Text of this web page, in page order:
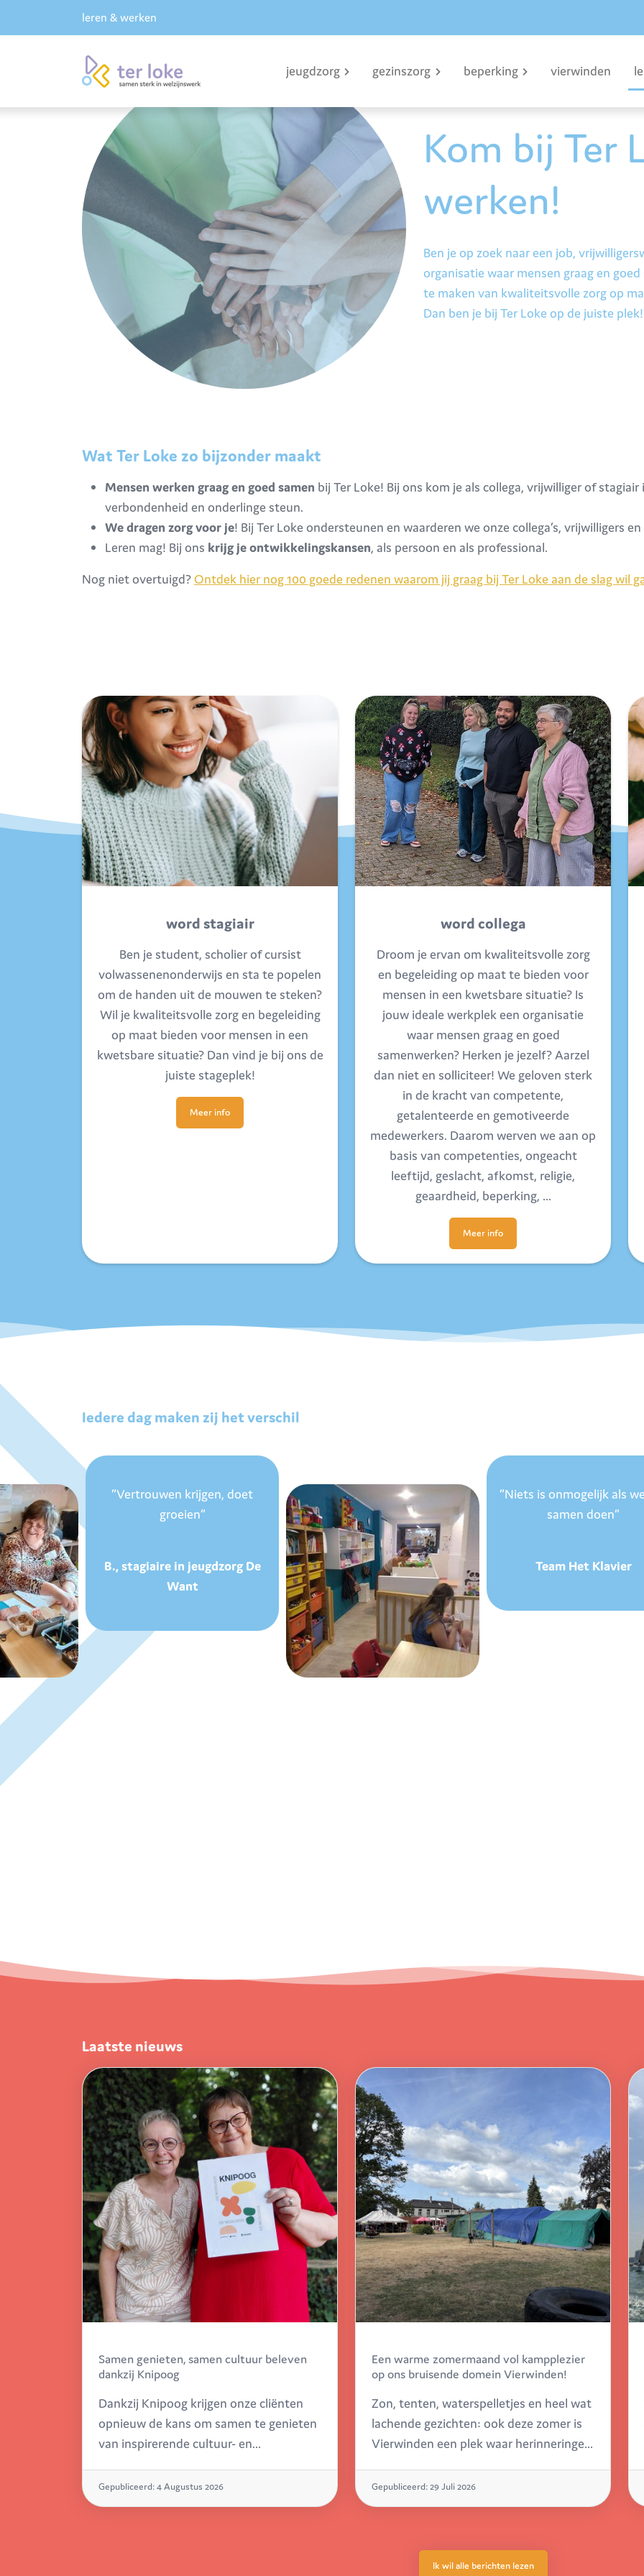
leren & werken
jeugdzorg gezinszorg beperking vierwinden
Kom bij Ter
werken!
Ben je op zoek naar een job,
organisatie waar mensen graag en
te maken van kwaliteitsvolle zorg op
Dan ben je bij Ter Loke op de juiste plek!
Wat Ter Loke zo bijzonder maakt
Mensen werken graag en goed samen bij Ter Loke! Bij ons kom je als collega, vrijwilliger of
verbondenheid en onderlinge steun.
We dragen zorg voor je! Bij Ter Loke ondersteunen en waarderen we onze collega’s, vrijwilligers
Leren mag! Bij ons krijg jeontwikkelingskansen, als persoon en als professional.
Nog niet overtuigd?Ontdek hier nog 100 goede redenen waarom jij graag bij Ter Loke aan de slag wil
word stagiair
Ben je student, scholier of cursist
volwassenenonderwijs en sta te popelen
om de handen uit de mouwen te steken?
Wil je kwaliteitsvolle zorg en begeleiding
op maat bieden voor mensen in een
kwetsbare situatie? Dan vind je bij ons de
juiste stageplek!
Meer info
word collega
Droom je ervan om kwaliteitsvolle zorg
en begeleiding op maat te bieden voor
mensen in een kwetsbare situatie? Is
jouw ideale werkplek een organisatie
waar mensen graag en goed
samenwerken? Herken je jezelf? Aarzel
dan niet en solliciteer! We geloven sterk
in de kracht van competente,
getalenteerde en gemotiveerde
medewerkers. Daarom werven we aan op
basis van competenties, ongeacht
leeftijd, geslacht, afkomst, religie,
geaardheid, beperking, …
Meer info
Iedere dag maken zij het verschil
“Vertrouwen krijgen, doet
groeien”
B., stagiaire in jeugdzorg De
Want
“Niets is onmogelijk als
samen doen”
Team Het Klavier
Laatste nieuws
Samen genieten, samen cultuur beleven
dankzij Knipoog
Dankzij Knipoog krijgen onze cliënten
opnieuw de kans om samen te genieten
van inspirerende cultuur- en
initiatief dat mensen samenbrengt,
drempels verlaagt en mooie
Gepubliceerd: 4 Augustus 2026
Een warme zomermaand vol kampplezier
op ons bruisende domein Vierwinden!
Zon, tenten, waterspelletjes en heel wat
lachende gezichten: ook deze zomer is
Vierwinden een plek waar herinneringen
maakten al volop gebruik van ons
groene domein.
Gepubliceerd: 29 Juli 2026
Ik wil alle berichten lezen